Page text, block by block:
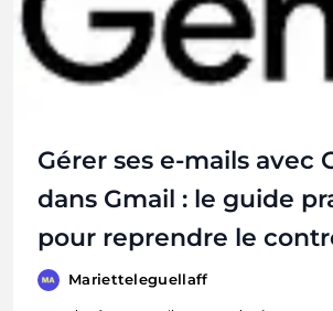
Gérer ses e-mails avec
dans Gmail : le guide
pour reprendre le
Marietteleguellaff